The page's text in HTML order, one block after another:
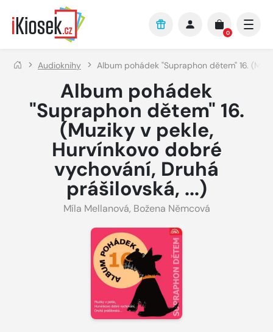
Přejít na hlavní obsah
0
Audioknihy Album pohádek "Supraphon dětem" 16.
Album pohádek
"Supraphon dětem" 16.
(Muziky v pekle,
Hurvínkovo dobré
vychování, Druhá
prášilovská, ...)
Míla Mellanová, Božena Němcová